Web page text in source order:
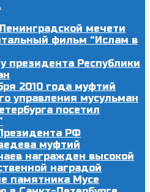
мечети
фильм “Ислам в
президента Республики
2010 года муфтий
управления мусульман
посетил
РФ
муфтий
награжден высокой
наградой
памятника Мусе